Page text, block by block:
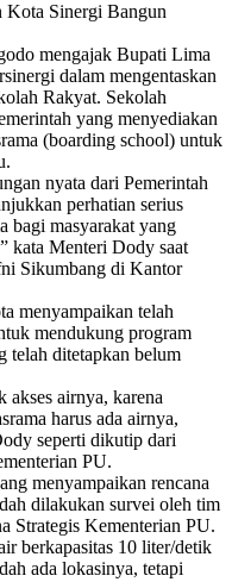
Sinergi Bangun
mengajak Bupati Lima
dalam mengentaskan
Rakyat. Sekolah
yang menyediakan
(boarding school) untuk
nyata dari Pemerintah
perhatian serius
bagi masyarakat yang
kata Menteri Dody saat
Sikumbang di Kantor
menyampaikan telah
mendukung program
telah ditetapkan belum
airnya, karena
harus ada airnya,
seperti dikutip dari
PU.
menyampaikan rencana
dilakukan survei oleh tim
Strategis Kementerian PU.
berkapasitas 10 liter/detik
ada lokasinya, tetapi